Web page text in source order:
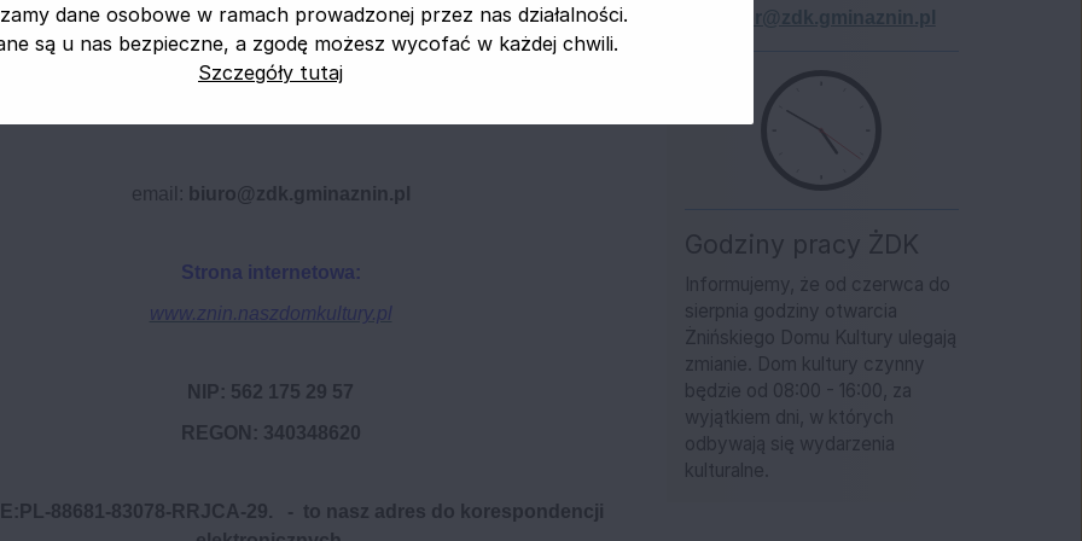
tel.:52 30 20 517
email: biuro@zdk.gminaznin.pl
Strona internetowa:
www.znin.naszdomkultury.pl
NIP: 562 175 29 57
REGON: 340348620
88681-83078-RRJCA-29. - to nasz adres do korespondencji
dyrektor@zdk.gminaznin.pl
Godziny pracy ŻDK
Informujemy, że od czerwca do
sierpnia godziny otwarcia
Żnińskiego Domu Kultury ulegają
zmianie. Dom kultury czynny
będzie od 08:00 - 16:00, za
wyjątkiem dni, w których
odbywają się wydarzenia
kulturalne.
dane osobowe w ramach prowadzonej przez nas działalności.
są u nas bezpieczne, a zgodę możesz wycofać w każdej chwili.
Szczegóły tutaj